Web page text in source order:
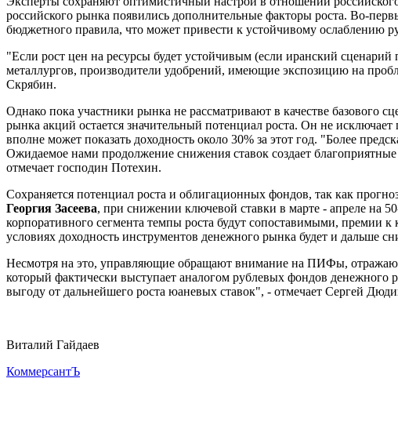
российского рынка появились дополнительные факторы роста. Во-
бюджетного правила, что может привести к устойчивому ослаблению
"Если рост цен на ресурсы будет устойчивым (если иранский
металлургов, производители удобрений, имеющие экспозицию на
Скрябин.
Однако пока участники рынка не рассматривают в качестве базового
рынка акций остается значительный потенциал роста. Он не
вполне может показать доходность около 30% за этот год. "Более
Ожидаемое нами продолжение снижения ставок создает
отмечает господин Потехин.
Сохраняется потенциал роста и облигационных фондов, так как
Георгия Засеева, при снижении ключевой ставки в марте - апреле на
корпоративного сегмента темпы роста будут сопоставимыми, премии
условиях доходность инструментов денежного рынка будет и дальше
Несмотря на это, управляющие обращают внимание на ПИФы,
который фактически выступает аналогом рублевых фондов
выгоду от дальнейшего роста юаневых ставок", - отмечает Сергей
Виталий Гайдаев
КоммерсантЪ